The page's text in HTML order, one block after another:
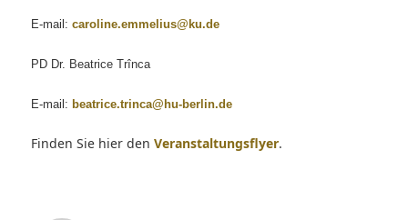
E-mail: caroline.emmelius@ku.de
PD Dr. Beatrice Trînca
E-mail: beatrice.trinca@hu-berlin.de
Finden Sie hier den Veranstaltungsflyer.